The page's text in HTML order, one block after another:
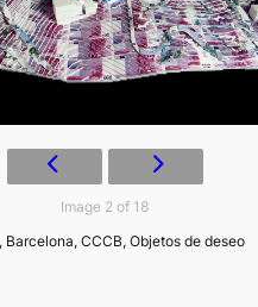
Image 2 of 18
Barcelona, CCCB, Objetos de deseo